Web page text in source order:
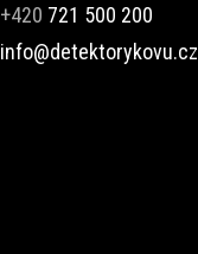
+420 721 500 200
info@detektorykovu.cz